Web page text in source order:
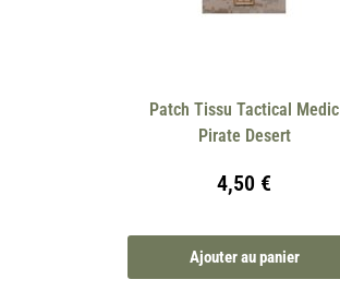
Patch Tissu Tactical Medic
Pirate Desert
4,50 €
Ajouter au panier